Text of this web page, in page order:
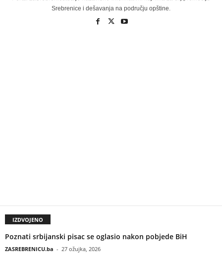
Srebrenice i dešavanja na području opštine.
IZDVOJENO
Poznati srbijanski pisac se oglasio nakon pobjede BiH
ZASREBRENICU.ba - 27 ožujka, 2026